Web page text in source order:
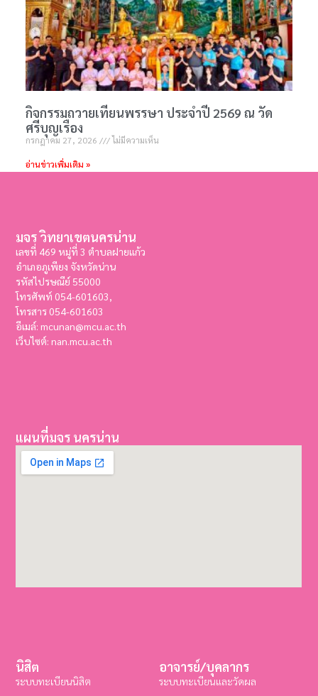
กิจกรรมถวายเทียนพรรษา ประจำปี 2569 ณ วัด
ศรีบุญเรือง
กรกฎาคม 27, 2026 ไม่มีความเห็น
อ่านข่าวเพิ่มเติม »
มจร วิทยาเขตนครน่าน
เลขที่ 469 หมู่ที่ 3 ตำบลฝายแก้ว
อำเภอภูเพียง จังหวัดน่าน
รหัสไปรษณีย์ 55000
โทรศัพท์ 054-601603,
โทรสาร054-601603
อีเมล์: mcunan@mcu.ac.th
เว็บไซต์: nan.mcu.ac.th
อาจารย์/บุคลากร
ระบบทะเบียนและวัดผล
นิสิต
ระบบทะเบียนนิสิต
แผนที่มจร นครน่าน